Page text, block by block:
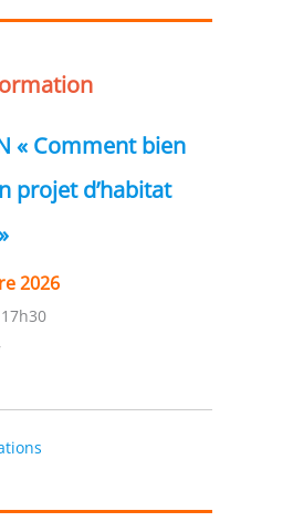
« Comment bien
projet d’habitat
2026